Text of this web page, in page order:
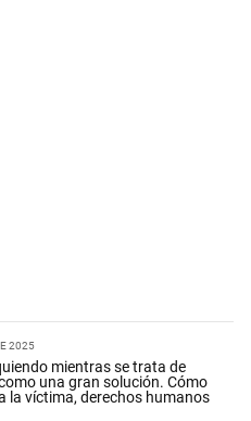
2025
mientras se trata de
una gran solución. Cómo
la víctima, derechos humanos